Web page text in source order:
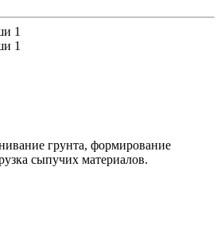
грунта, формирование
сыпучих материалов.